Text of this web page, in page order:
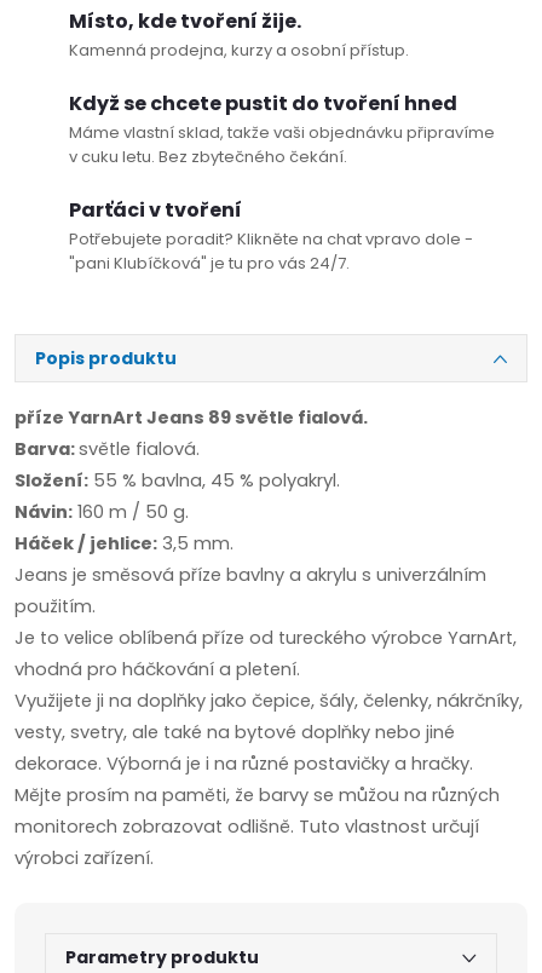
Místo, kde tvoření žije.
Kamenná prodejna, kurzy a osobní přístup.
Když se chcete pustit do tvoření hned
Máme vlastní sklad, takže vaši objednávku připravíme
v cuku letu. Bez zbytečného čekání.
Parťáci v tvoření
Potřebujete poradit? Klikněte na chat vpravo dole -
"pani Klubíčková" je tu pro vás 24/7.
Popis produktu
příze YarnArt Jeans 89 světle fialová.
Barva:světle fialová.
Složení: 55 % bavlna, 45 % polyakryl.
Návin: 160 m / 50 g.
Háček / jehlice: 3,5 mm.
Jeans je směsová příze bavlny a akrylu s univerzálním
použitím.
Je to velice oblíbená příze od tureckého výrobce YarnArt,
vhodná pro háčkování a pletení.
Využijete ji na doplňky jako čepice, šály, čelenky, nákrčníky,
vesty, svetry, ale také na bytové doplňky nebo jiné
dekorace. Výborná je i na různé postavičky a hračky.
Mějte prosím na paměti, že barvy se můžou na různých
monitorech zobrazovat odlišně. Tuto vlastnost určují
výrobci zařízení.
Parametry produktu